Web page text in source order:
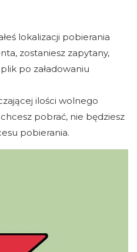
lokalizacji pobierania
zostaniesz zapytany,
po załadowaniu
ilości wolnego
pobrać, nie będziesz
pobierania.